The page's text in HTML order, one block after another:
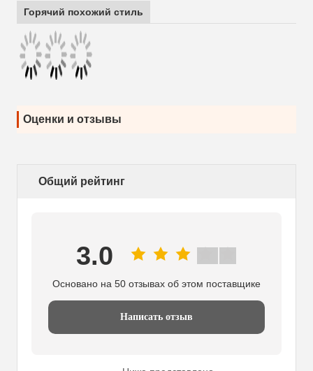
Горячий похожий стиль
Оценки и отзывы
Общий рейтинг
3.0
Основано на 50 отзывах об этом поставщике
Написать отзыв